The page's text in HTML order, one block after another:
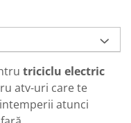
triciclu electric
atv-uri care te
atunci